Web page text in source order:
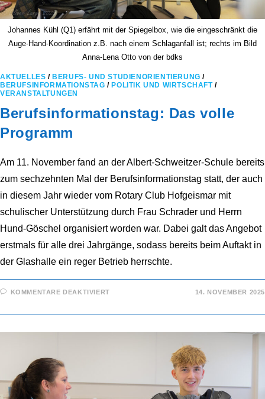
Johannes Kühl (Q1) erfährt mit der Spiegelbox, wie die eingeschränkt die
Auge-Hand-Koordination z.B. nach einem Schlaganfall ist; rechts im Bild
Anna-Lena Otto von der bdks
AKTUELLES /BERUFS- UND STUDIENORIENTIERUNG /
BERUFSINFORMATIONSTAG /POLITIK UND WIRTSCHAFT/
VERANSTALTUNGEN
Berufsinformationstag: Das volle
Programm
Am 11. November fand an der Albert-Schweitzer-Schule bereits
zum sechzehnten Mal der Berufsinformationstag statt, der auch
in diesem Jahr wieder vom Rotary Club Hofgeismar mit
schulischer Unterstützung durch Frau Schrader und Herrn
Hund-Göschel organisiert worden war. Dabei galt das Angebot
erstmals für alle drei Jahrgänge, sodass bereits beim Auftakt in
der Glashalle ein reger Betrieb herrschte.
KOMMENTARE DEAKTIVIERTFÜR
VOLLE
14. NOVEMBER 2025